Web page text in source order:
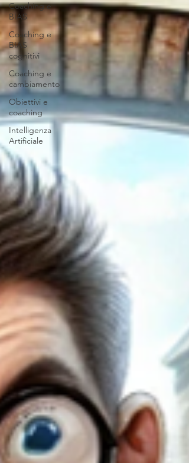
Coaching e
BIAS
Coaching e
BIAS
cognitivi
Coaching e
cambiamento
Obiettivi e
coaching
Intelligenza
Artificiale